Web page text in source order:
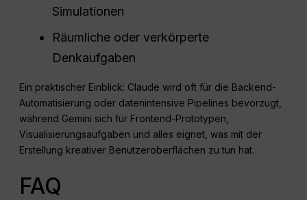
Simulationen
Räumliche oder verkörperte
Denkaufgaben
Ein praktischer Einblick: Claude wird oft für die Backend-
Automatisierung oder datenintensive Pipelines bevorzugt,
während Gemini sich für Frontend-Prototypen,
Visualisierungsaufgaben und alles eignet, was mit der
Erstellung kreativer Benutzeroberflächen zu tun hat.
FAQ